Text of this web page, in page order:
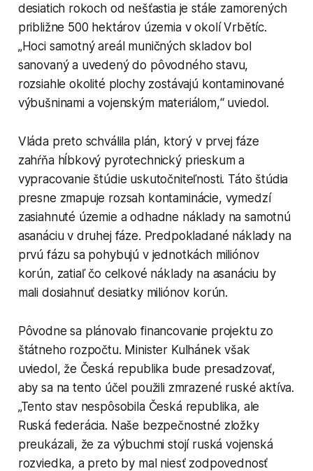
desiatich rokoch od nešťastia je stále zamorených
približne 500 hektárov územia v okolí Vrbětíc.
„Hoci samotný areál muničných skladov bol
sanovaný a uvedený do pôvodného stavu,
rozsiahle okolité plochy zostávajú kontaminované
výbušninami a vojenským materiálom,“ uviedol.
Vláda preto schválila plán, ktorý v prvej fáze
zahŕňa hĺbkový pyrotechnický prieskum a
vypracovanie štúdie uskutočniteľnosti. Táto štúdia
presne zmapuje rozsah kontaminácie, vymedzí
zasiahnuté územie a odhadne náklady na samotnú
asanáciu v druhej fáze. Predpokladané náklady na
prvú fázu sa pohybujú v jednotkách miliónov
korún, zatiaľ čo celkové náklady na asanáciu by
mali dosiahnuť desiatky miliónov korún.
Pôvodne sa plánovalo financovanie projektu zo
štátneho rozpočtu. Minister Kulhánek však
uviedol, že Česká republika bude presadzovať,
aby sa na tento účel použili zmrazené ruské aktíva.
„Tento stav nespôsobila Česká republika, ale
Ruská federácia. Naše bezpečnostné zložky
preukázali, že za výbuchmi stojí ruská vojenská
rozviedka, a preto by mal niesť zodpovednosť